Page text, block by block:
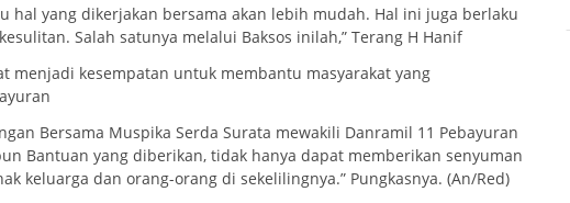
hal yang dikerjakan bersama akan lebih mudah. Hal ini juga berlaku
Salah satunya melalui Baksos inilah,” Terang H Hanif
menjadi kesempatan untuk membantu masyarakat yang
Bersama Muspika Serda Surata mewakili Danramil 11 Pebayuran
Bantuan yang diberikan, tidak hanya dapat memberikan senyuman
keluarga dan orang-orang di sekelilingnya.” Pungkasnya. (An/Red)